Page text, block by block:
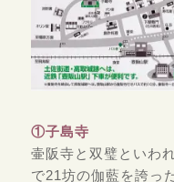
①子島寺
壷阪寺と双璧といわ
で21坊の伽藍を誇っ